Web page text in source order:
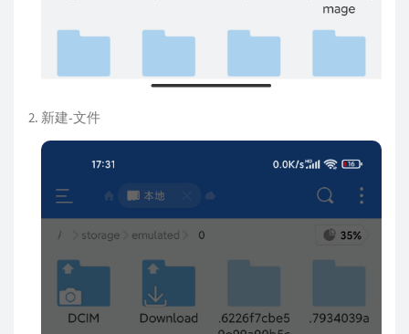
新建-文件